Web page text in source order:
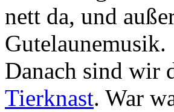
nett da, und
Gutelaunemusik.
Danach sind wir
Tierknast. War